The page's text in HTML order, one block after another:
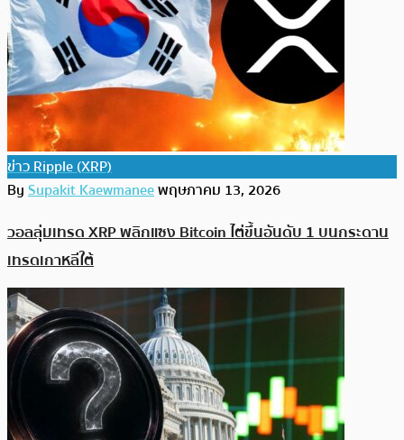
ข่าว Ripple (XRP)
BySupakit Kaewmaneeพฤษภาคม 13, 2026
วอลลุ่มเทรด XRP พลิกแซง Bitcoin ไต่ขึ้นอันดับ 1 บนกระดาน
เทรดเกาหลีใต้